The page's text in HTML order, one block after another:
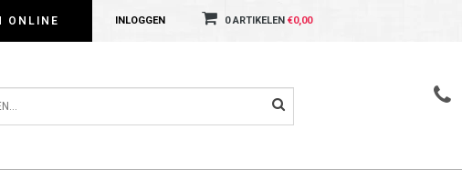
ONLINE INLOGGEN 0 ARTIKELEN €0,00
Kijk gerust voor meer informatie op onze Privacy Policy pagina.